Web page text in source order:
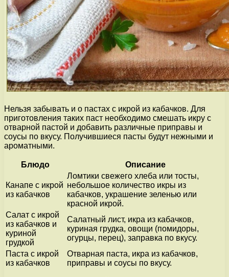
Нельзя забывать и о пастах с икрой из кабачков. Для
приготовления таких паст необходимо смешать икру с
отварной пастой и добавить различные приправы и
соусы по вкусу. Получившиеся пасты будут нежными и
ароматными.
Блюдо Описание
Канапе с икрой
из кабачков
Ломтики свежего хлеба или тосты,
небольшое количество икры из
кабачков, украшение зеленью или
красной икрой.
Салат с икрой
из кабачков и
куриной
грудкой
Салатный лист, икра из кабачков,
куриная грудка, овощи (помидоры,
огурцы, перец), заправка по вкусу.
Паста с икрой
из кабачков
Отварная паста, икра из кабачков,
приправы и соусы по вкусу.